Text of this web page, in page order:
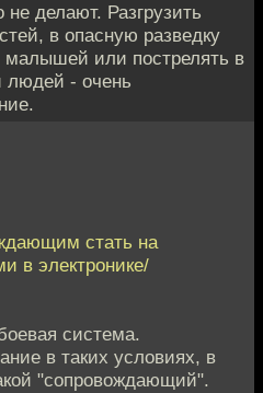
не делают. Разгрузить
в опасную разведку
или пострелять в
людей - очень
стать на
в электронике/
система.
в таких условиях, в
"сопровождающий".